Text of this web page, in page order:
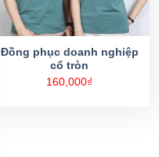
Đồng phục doanh nghiệp
cổ tròn
160,000₫